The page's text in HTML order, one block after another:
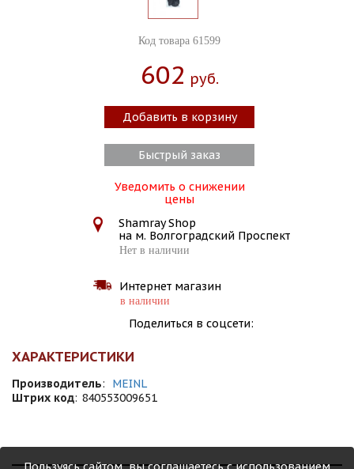
Код товара 61599
602 Руб.
Добавить в корзину
Быстрый заказ
Уведомить о снижении
цены
Shamray Shop
на м. Волгоградский Проспект
Нет в наличии
Интернет магазин
в наличии
Поделиться в соцсети:
ХАРАКТЕРИСТИКИ
Производитель:
MEINL
Штрих код: 840553009651